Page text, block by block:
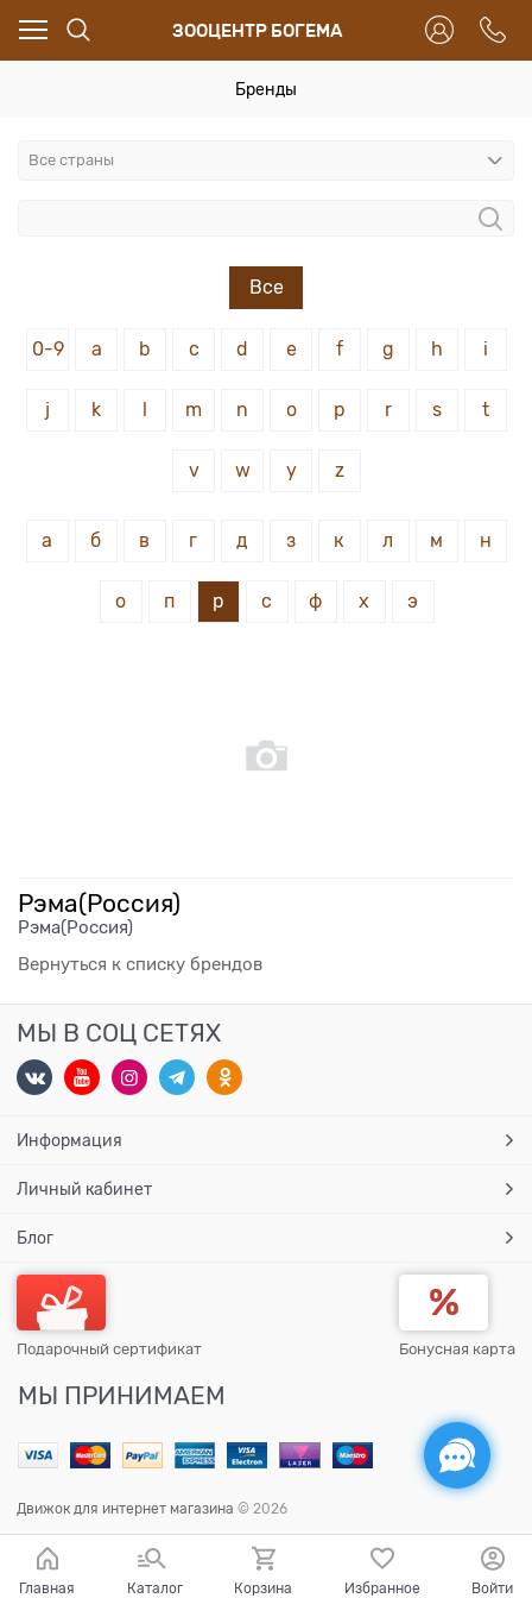
ЗООЦЕНТР БОГЕМА
Бренды
Все
0-9 a b c d e f g h i
j k m n o p r s t
v w y z
а б в г д з к л м н
о п р с ф х э
Рэма(Россия)
Рэма(Россия)
Вернуться к списку брендов
МЫ В СОЦ СЕТЯХ
Информация
Личный кабинет
Блог
Подарочный сертификат Бонусная карта
МЫ ПРИНИМАЕМ
Движок для интернет магазина © 2026
Главная Каталог Корзина Избранное Войти